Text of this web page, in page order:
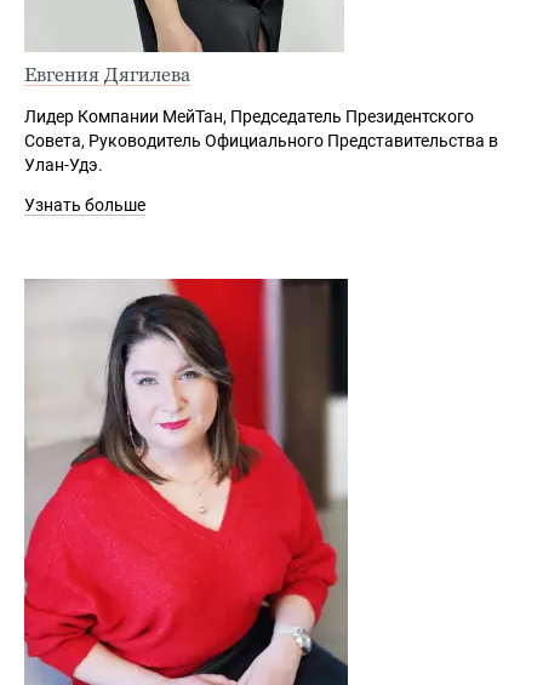
Евгения Дягилева
Лидер Компании МейТан, Председатель Президентского
Совета, Руководитель Официального Представительства в
Улан-Удэ.
Узнать больше